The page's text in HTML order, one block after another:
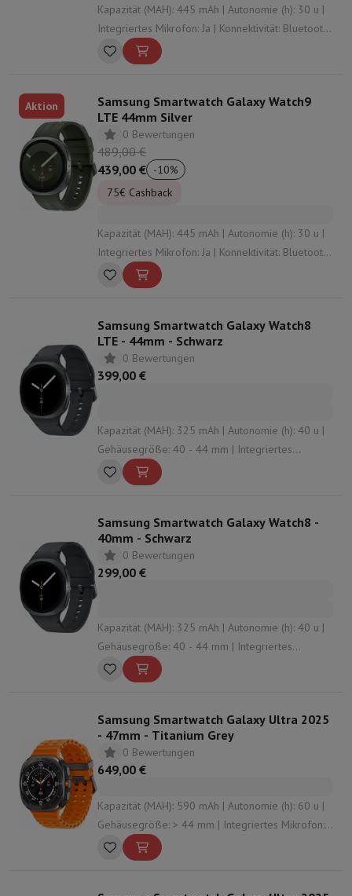
Kapazität (MAH): 445 mAh | Autonomie (h): 30 u |
Integriertes Mikrofon: Ja | Konnektivität: Bluetooth
, Vigi , NFC | Material des Armbands: Silikon
Aktion
Samsung Smartwatch Galaxy Watch9
LTE 44mm Silver
0 Bewertungen
489,00 €
439,00 € -10%
75€ Cashback
Kapazität (MAH): 445 mAh | Autonomie (h): 30 u |
Integriertes Mikrofon: Ja | Konnektivität: Bluetooth
, Vigi , NFC , undefined | Material des Armbands:
Silikon
Samsung Smartwatch Galaxy Watch8
LTE - 44mm - Schwarz
0 Bewertungen
399,00 €
Kapazität (MAH): 325 mAh | Autonomie (h): 40 u |
Gehäusegröße: 40 - 44 mm | Integriertes
Mikrofon: Ja | Konnektivität: Bluetooth , NFC , Vigi ,
undefined
Samsung Smartwatch Galaxy Watch8 -
40mm - Schwarz
0 Bewertungen
299,00 €
Kapazität (MAH): 325 mAh | Autonomie (h): 40 u |
Gehäusegröße: 40 - 44 mm | Integriertes
Mikrofon: Ja | Konnektivität: Bluetooth , NFC , Vigi
Samsung Smartwatch Galaxy Ultra 2025
- 47mm - Titanium Grey
0 Bewertungen
649,00 €
Kapazität (MAH): 590 mAh | Autonomie (h): 60 u |
Gehäusegröße: > 44 mm | Integriertes Mikrofon:
Ja | Konnektivität: Bluetooth , undefined , NFC ,